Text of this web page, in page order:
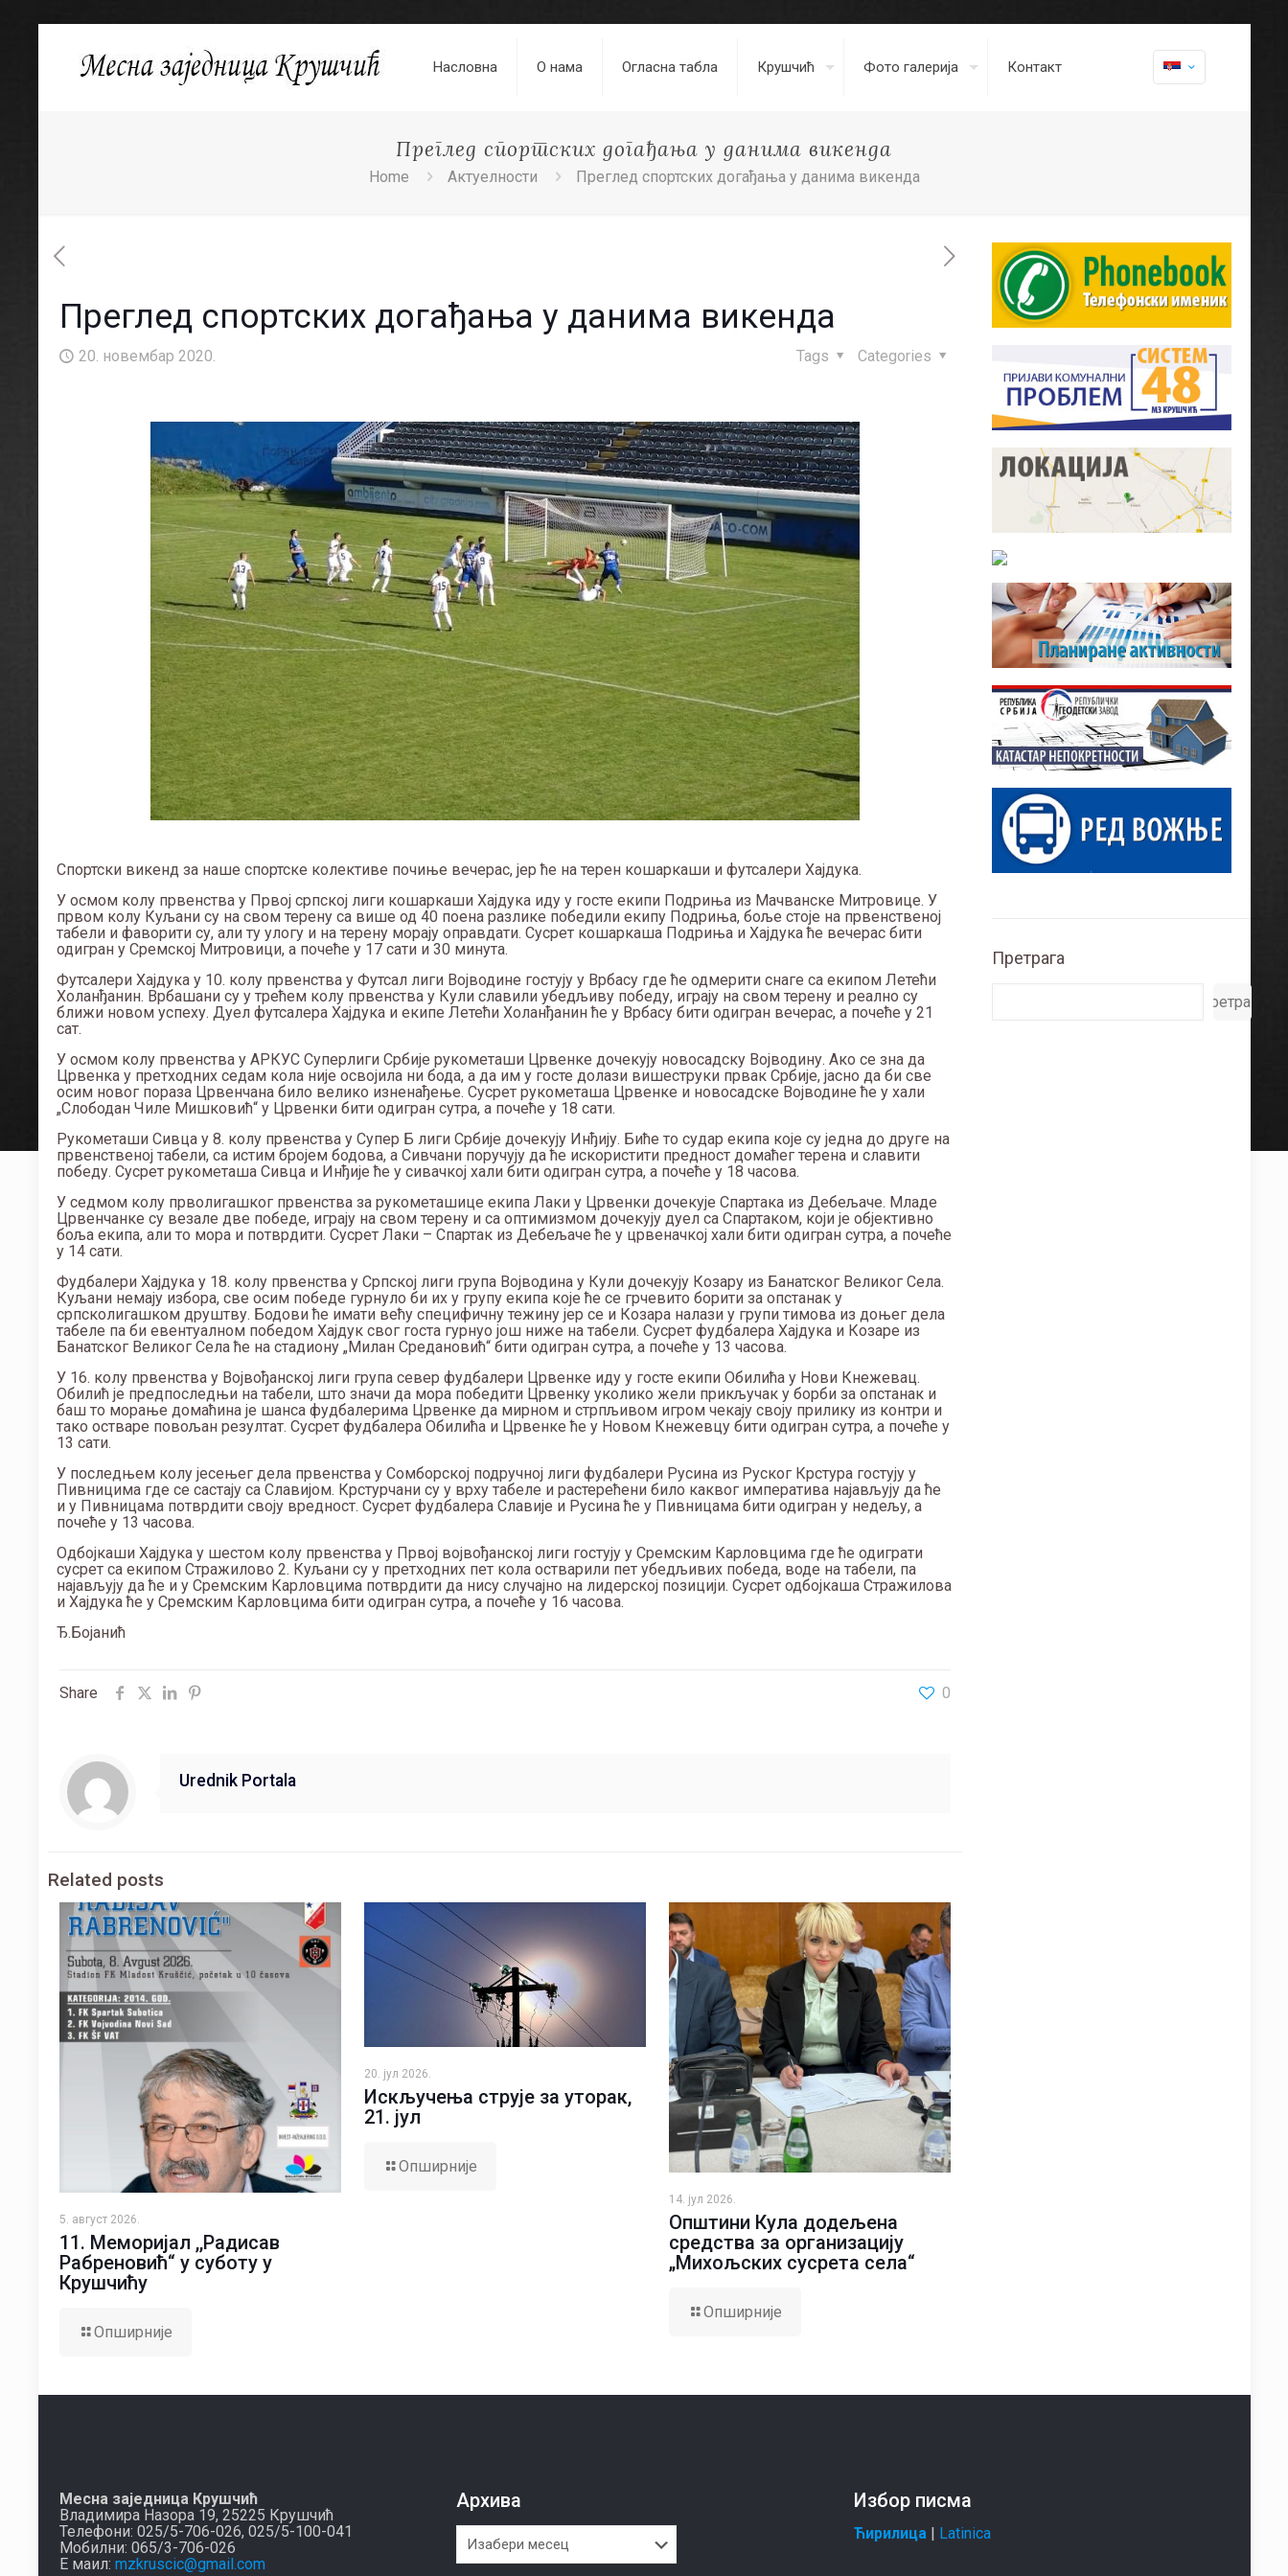
Насловна О нама Огласна табла Крушчић Фото галерија Контакт
Преглед спортских догађања у данима викенда
Home Актуелности Преглед спортских догађања у данима викенда
Преглед спортских догађања у данима викенда
20. новембар 2020. Categories
Tags
Спортски викенд за наше спортске колективе почиње вечерас, јер ће на терен кошаркаши и футсалери Хајдука.
У осмом колу првенства у Првој српској лиги кошаркаши Хајдука иду у госте екипи Подриња из Мачванске Митровице. У
првом колу Куљани су на свом терену са више од 40 поена разлике победили екипу Подриња, боље стоје на првенственој
табели и фаворити су, али ту улогу и на терену морају оправдати. Сусрет кошаркаша Подриња и Хајдука ће вечерас бити
одигран у Сремској Митровици, а почеће у 17 сати и 30 минута.
Футсалери Хајдука у 10. колу првенства у Футсал лиги Војводине гостују у Врбасу где ће одмерити снаге са екипом Летећи
Холанђанин. Врбашани су у трећем колу првенства у Кули славили убедљиву победу, играју на свом терену и реално су
ближи новом успеху. Дуел футсалера Хајдука и екипе Летећи Холанђанин ће у Врбасу бити одигран вечерас, а почеће у 21
сат.
У осмом колу првенства у АРКУС Суперлиги Србије рукометаши Црвенке дочекују новосадску Војводину. Ако се зна да
Црвенка у претходних седам кола није освојила ни бода, а да им у госте долази вишеструки првак Србије, јасно да би све
осим новог пораза Црвенчана било велико изненађење. Сусрет рукометаша Црвенке и новосадске Војводине ће у хали
„Слободан Чиле Мишковић“ у Црвенки бити одигран сутра, а почеће у 18 сати.
Рукометаши Сивца у 8. колу првенства у Супер Б лиги Србије дочекују Инђију. Биће то судар екипа које су једна до друге на
првенственој табели, са истим бројем бодова, а Сивчани поручују да ће искористити предност домаћег терена и славити
победу. Сусрет рукометаша Сивца и Инђије ће у сивачкој хали бити одигран сутра, а почеће у 18 часова.
У седмом колу прволигашког првенства за рукометашице екипа Лаки у Црвенки дочекује Спартака из Дебељаче. Младе
Црвенчанке су везале две победе, играју на свом терену и са оптимизмом дочекују дуел са Спартаком, који је објективно
боља екипа, али то мора и потврдити. Сусрет Лаки – Спартак из Дебељаче ће у црвеначкој хали бити одигран сутра, а почеће
у 14 сати.
Фудбалери Хајдука у 18. колу првенства у Српској лиги група Војводина у Кули дочекују Козару из Банатског Великог Села.
Куљани немају избора, све осим победе гурнуло би их у групу екипа које ће се грчевито борити за опстанак у
српсколигашком друштву. Бодови ће имати већу специфичну тежину јер се и Козара налази у групи тимова из доњег дела
табеле па би евентуалном победом Хајдук свог госта гурнуо још ниже на табели. Сусрет фудбалера Хајдука и Козаре из
Банатског Великог Села ће на стадиону „Милан Средановић“ бити одигран сутра, а почеће у 13 часова.
У 16. колу првенства у Војвођанској лиги група север фудбалери Црвенке иду у госте екипи Обилића у Нови Кнежевац.
Обилић је предпоследњи на табели, што значи да мора победити Црвенку уколико жели прикључак у борби за опстанак и
баш то морање домаћина је шанса фудбалерима Црвенке да мирном и стрпљивом игром чекају своју прилику из контри и
тако остваре повољан резултат. Сусрет фудбалера Обилића и Црвенке ће у Новом Кнежевцу бити одигран сутра, а почеће у
13 сати.
У последњем колу јесењег дела првенства у Сомборској подручној лиги фудбалери Русина из Руског Крстура гостују у
Пивницима где се састају са Славијом. Крстурчани су у врху табеле и растерећени било каквог императива најављују да ће
и у Пивницама потврдити своју вредност. Сусрет фудбалера Славије и Русина ће у Пивницама бити одигран у недељу, а
почеће у 13 часова.
Одбојкаши Хајдука у шестом колу првенства у Првој војвођанској лиги гостују у Сремским Карловцима где ће одиграти
сусрет са екипом Стражилово 2. Куљани су у претходних пет кола остварили пет убедљивих победа, воде на табели, па
најављују да ће и у Сремским Карловцима потврдити да нису случајно на лидерској позицији. Сусрет одбојкаша Стражилова
и Хајдука ће у Сремским Карловцима бити одигран сутра, а почеће у 16 часова.
Ђ.Бојанић
Share 0
Urednik Portala
Related posts
5. август 2026.
11. Меморијал ,,Радисав
Рабреновић“ у суботу у
Крушчићу
Опширније
20. јул 2026.
Искључења струје за уторак,
21. јул
Опширније
14. јул 2026.
Општини Кула додељена
средства за организацију
„Михољских сусрета села“
Опширније
Претрага
Претрага
Месна заједница Крушчић
Владимира Назора 19, 25225 Крушчић
Телефони: 025/5-706-026, 025/5-100-041
Мобилни: 065/3-706-026
Е маил: mzkruscic@gmail.com
Архива Избор писма
Ћирилица Latinica